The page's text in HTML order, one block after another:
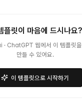
플릿이 마음에 드시나요?
ChatGPT 웹에서 이 템플릿
만들 수 있어요.
이 템플릿으로 시작하기